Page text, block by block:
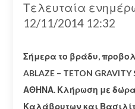
Τελευταία
12/11/2014 12:32
Σήμερα το βράδυ,
ABLAZE – TETON GRAVITY
ΑΘΗΝΑ. Κλήρωση με
Καλάβρυτων και